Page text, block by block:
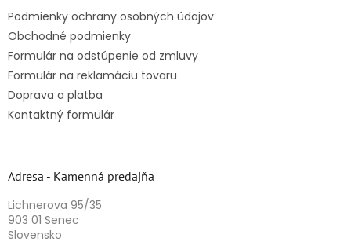
Podmienky ochrany osobných údajov
Obchodné podmienky
Formulár na odstúpenie od zmluvy
Formulár na reklamáciu tovaru
Doprava a platba
Kontaktný formulár
Adresa - Kamenná predajňa
Lichnerova 95/35
903 01 Senec
Slovensko